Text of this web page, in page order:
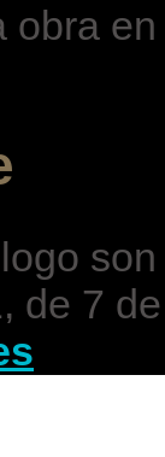
obra
de 7